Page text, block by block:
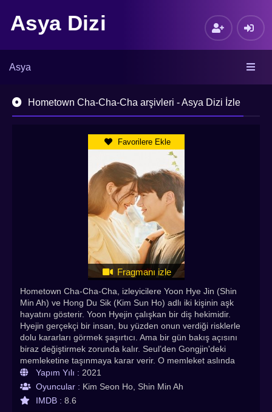
Asya Dizi
Asya
Hometown Cha-Cha-Cha arşivleri - Asya Dizi İzle
Favorilere Ekle
Fragmanı izle
Hometown Cha-Cha-Cha, izleyicilere Yoon Hye Jin (Shin
Min Ah) ve Hong Du Sik (Kim Sun Ho) adlı iki kişinin aşk
hayatını gösterir. Yoon Hyejin çalışkan bir diş hekimidir.
Hyejin gerçekçi bir insan, bu yüzden onun verdiği risklerle
dolu kararları görmek şaşırtıcı. Ama bir gün bakış açısını
biraz değiştirmek zorunda kalır. Seul’den Gongjin'deki
memleketine taşınmaya karar verir. O memleket aslında
Gongjin'in sahilinde bulunan bir köy. Bu yerde kader onu
Hong Du Sik ile karşılaştırır. Hong Du Sik beklenmedik bir
şekilde ona karşı merak uyandırır. Bir işi olmayan ama her
zaman etrafındaki insanlara yardım etmek için zaman
Yapım Yılı : 2021
Oyuncular : Kim Seon Ho, Shin Min Ah
IMDB : 8.6